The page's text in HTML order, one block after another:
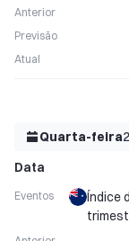
Anterior
Previsão
Atual
Quarta-feira
Data
Eventos
Índice